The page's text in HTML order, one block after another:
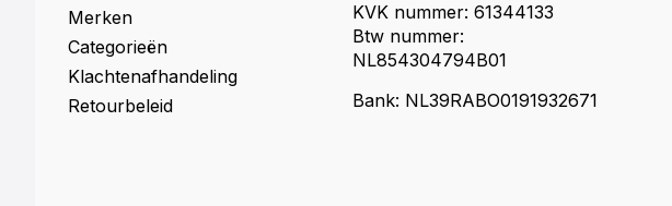
Merken
Categorieën
Klachtenafhandeling
Retourbeleid
KVK nummer: 61344133
Btw nummer:
NL854304794B01
Bank: NL39RABO0191932671